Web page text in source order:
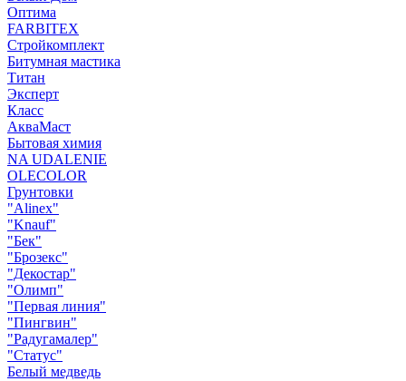
Оптима
FARBITEX
Стройкомплект
Битумная мастика
Титан
Эксперт
Класс
АкваМаст
Бытовая химия
NA UDALENIE
OLECOLOR
Грунтовки
"Alinex"
"Knauf"
"Бек"
"Брозекс"
"Декостар"
"Олимп"
"Первая линия"
"Пингвин"
"Радугамалер"
"Статус"
Белый медведь